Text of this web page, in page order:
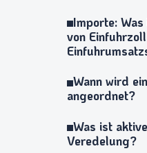
Importe:
von
Wann wird
angeordnet?
Was ist
Veredelung?